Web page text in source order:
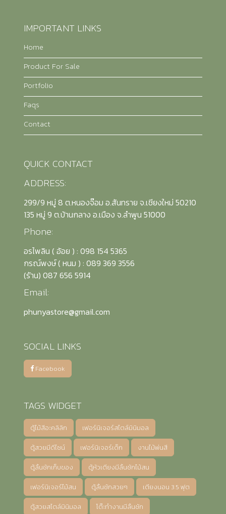
IMPORTANT LINKS
Home
Product For Sale
Portfolio
Faqs
Contact
QUICK CONTACT
ADDRESS:
299/9 หมู่ 8 ต.หนองจ๊อม อ.สันทราย จ.เชียงใหม่ 50210
135 หมู่ 9 ต.บ้านกลาง อ.เมือง จ.ลำพูน 51000
Phone:
อรไพลิน ( อ้อย ) : 098 154 5365
กรณ์พงษ์ ( หนม ) : 089 369 3556
(รัาน) 087 656 5914
Email:
phunyastore@gmail.com
SOCIAL LINKS
Facebook
TAGS WIDGET
ตู้ไม้สีอะคลิลิก เฟอร์นิเจอร์สไตล์มินิมอล
ตู้สวยมีดีไซน์ เฟอร์นิเจอร์เด็ก งานไม้พ่นสี
ตู้ลิ้นชักเก็บของ ตู้หัวเตียงมีลิ้นชักไม้สน
เฟอร์นิเจอร์ไม้สน ตู้ลิ้นชักสวยๆ เตียงนอน 3.5 ฟุต
ตู้สวยสไตล์มินิมอล โต๊ะทำงานมีลิ้นชัก